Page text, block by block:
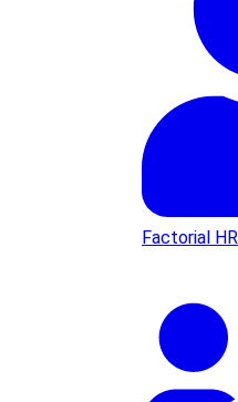
Factorial HR